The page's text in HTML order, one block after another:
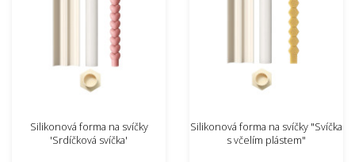
Silikonová forma na svíčky
'Srdíčková svíčka'
Silikonová forma na svíčky "Svíčka
s včelím plástem"